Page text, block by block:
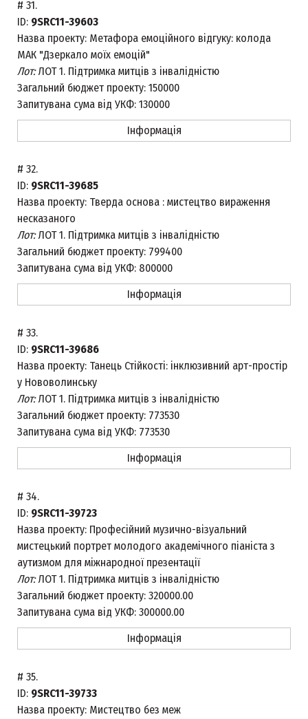
# 31.
ID: 9SRC11-39603
Назва проекту: Метафора емоційного відгуку: колода
МАК "Дзеркало моїх емоцій"
Лот:ЛОТ 1. Підтримка митців з інвалідністю
Загальний бюджет проекту: 150000
Запитувана сума від УКФ: 130000
Інформація
# 32.
ID: 9SRC11-39685
Назва проекту: Тверда основа : мистецтво вираження
несказаного
Лот:ЛОТ 1. Підтримка митців з інвалідністю
Загальний бюджет проекту: 799400
Запитувана сума від УКФ: 800000
Інформація
# 33.
ID: 9SRC11-39686
Назва проекту: Танець Стійкості: інклюзивний арт-простір
у Нововолинську
Лот:ЛОТ 1. Підтримка митців з інвалідністю
Загальний бюджет проекту: 773530
Запитувана сума від УКФ: 773530
Інформація
# 34.
ID: 9SRC11-39723
Назва проекту: Професійний музично-візуальний
мистецький портрет молодого академічного піаніста з
аутизмом для міжнародної презентації
Лот:ЛОТ 1. Підтримка митців з інвалідністю
Загальний бюджет проекту: 320000.00
Запитувана сума від УКФ: 300000.00
Інформація
# 35.
ID: 9SRC11-39733
Назва проекту: Мистецтво без меж